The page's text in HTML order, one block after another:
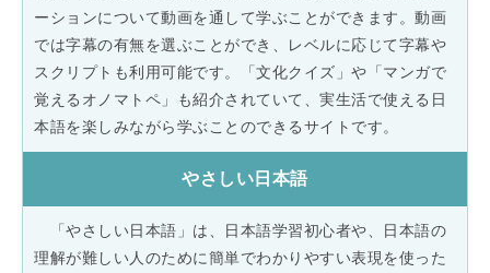
ーションについて動画を通して学ぶことができます。動画
では字幕の有無を選ぶことができ、レベルに応じて字幕や
スクリプトも利用可能です。「文化クイズ」や「マンガで
覚えるオノマトペ」も紹介されていて、実生活で使える日
本語を楽しみながら学ぶことのできるサイトです。
やさしい日本語
「やさしい日本語」は、日本語学習初心者や、日本語の
理解が難しい人のために簡単でわかりやすい表現を使った